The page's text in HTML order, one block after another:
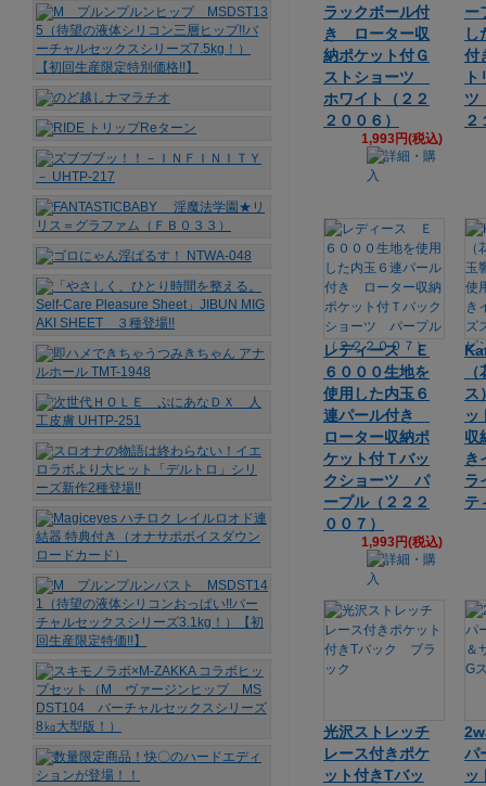
ラックボール付
き ローター収
納ポケット付Ｇ
ストショーツ
ホワイト（２２
２００６）
1,993円(税込)
ー
し
付
ツ
２
レディース Ｅ
６０００生地を
使用した内玉６
連パール付き
ローター収納ポ
ケット付Ｔバッ
クショーツ パ
ープル（２２２
００７）
1,993円(税込)
ッ
収
き
ラ
テ
光沢ストレッチ
レース付きポケ
ット付きTバッ
パ
ッ